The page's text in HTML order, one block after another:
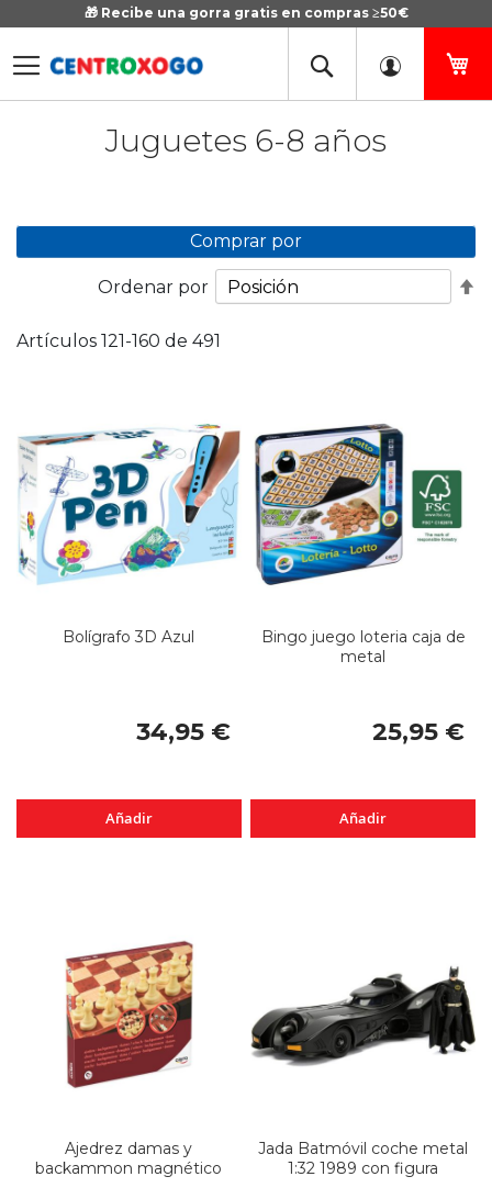
🎁 Recibe una gorra gratis en compras ≥50€
Ir
Juguetes 6-8 años
Artículos 121-160 de 491
Ordenar por
Bolígrafo 3D Azul
34,95 €
Añadir
Bingo juego loteria caja de
metal
25,95 €
Añadir
Ajedrez damas y
backammon magnético
Jada Batmóvil coche metal
1:32 1989 con figura
Comprar por